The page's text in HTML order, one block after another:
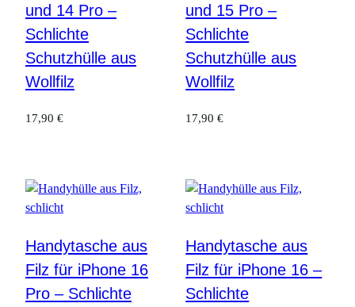
und 14 Pro –
Schlichte
Schutzhülle aus
Wollfilz
17,90 €
und 15 Pro –
Schlichte
Schutzhülle aus
Wollfilz
17,90€
Handytasche aus
Filz für iPhone 16
Pro – Schlichte
Handytasche aus
Filz für iPhone 16 –
Schlichte